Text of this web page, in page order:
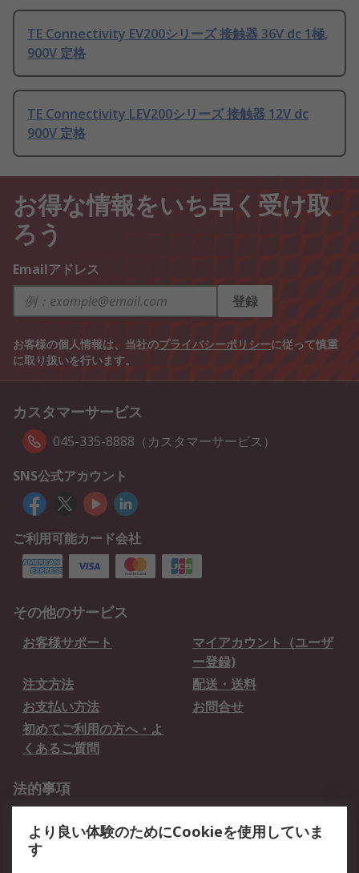
TE Connectivity EV200シリーズ 接触器 36V dc 1極,
900V 定格
TE Connectivity LEV200シリーズ 接触器 12V dc
900V 定格
お得な情報をいち早く受け取
ろう
Emailアドレス
登録
お客様の個人情報は、当社のプライバシーポリシーに従って慎重
に取り扱いを行います。
カスタマーサービス
045-335-8888（カスタマーサービス）
SNS公式アカウント
ご利用可能カード会社
その他のサービス
お客様サポート
マイアカウント（ユーザ
ー登録)
注文方法
配送・送料
お支払い方法
お問合せ
初めてご利用の方へ・よ
くあるご質問
法的事項
クッキーポリシー
より良い体験のためにCookieを使用していま
す